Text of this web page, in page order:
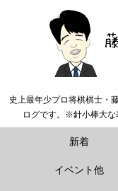
史上最年少プロ将棋棋士・
ログです。※針小棒大な
新着
イベント他